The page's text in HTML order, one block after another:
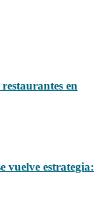
en
vuelve estrategia: